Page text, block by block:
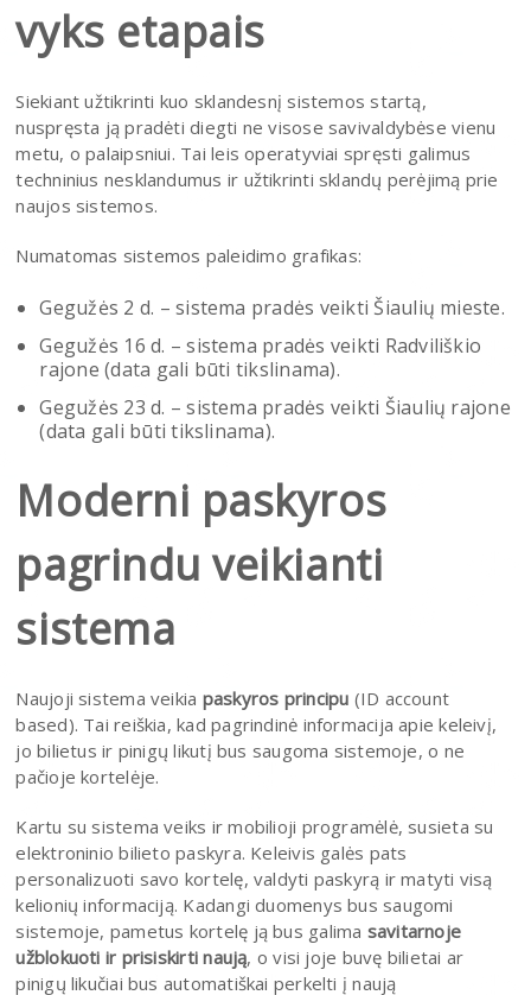
vyks etapais
Siekiant užtikrinti kuo sklandesnį sistemos startą,
nuspręsta ją pradėti diegti ne visose savivaldybėse vienu
metu, o palaipsniui. Tai leis operatyviai spręsti galimus
techninius nesklandumus ir užtikrinti sklandų perėjimą prie
naujos sistemos.
Numatomas sistemos paleidimo grafikas:
Gegužės 2 d. – sistema pradės veikti Šiaulių mieste.
Gegužės 16 d. – sistema pradės veikti Radviliškio
rajone (data gali būti tikslinama).
Gegužės 23 d. – sistema pradės veikti Šiaulių rajone
(data gali būti tikslinama).
Moderni paskyros
pagrindu veikianti
sistema
Naujoji sistema veikia paskyros principu (ID account
based). Tai reiškia, kad pagrindinė informacija apie keleivį,
jo bilietus ir pinigų likutį bus saugoma sistemoje, o ne
pačioje kortelėje.
Kartu su sistema veiks ir mobilioji programėlė, susieta su
elektroninio bilieto paskyra. Keleivis galės pats
personalizuoti savo kortelę, valdyti paskyrą ir matyti visą
kelionių informaciją. Kadangi duomenys bus saugomi
sistemoje, pametus kortelę ją bus galima savitarnoje
užblokuoti ir prisiskirti naują, o visi joje buvę bilietai ar
pinigų likučiai bus automatiškai perkelti į naują